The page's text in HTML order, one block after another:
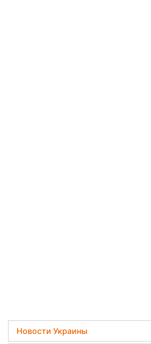
Новости Украины